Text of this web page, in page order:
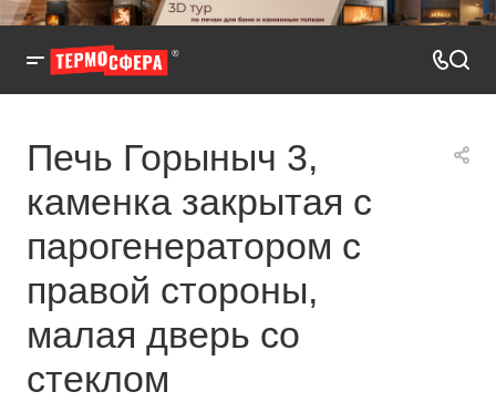
Печь Горыныч 3,
каменка закрытая с
парогенератором с
правой стороны,
малая дверь со
стеклом